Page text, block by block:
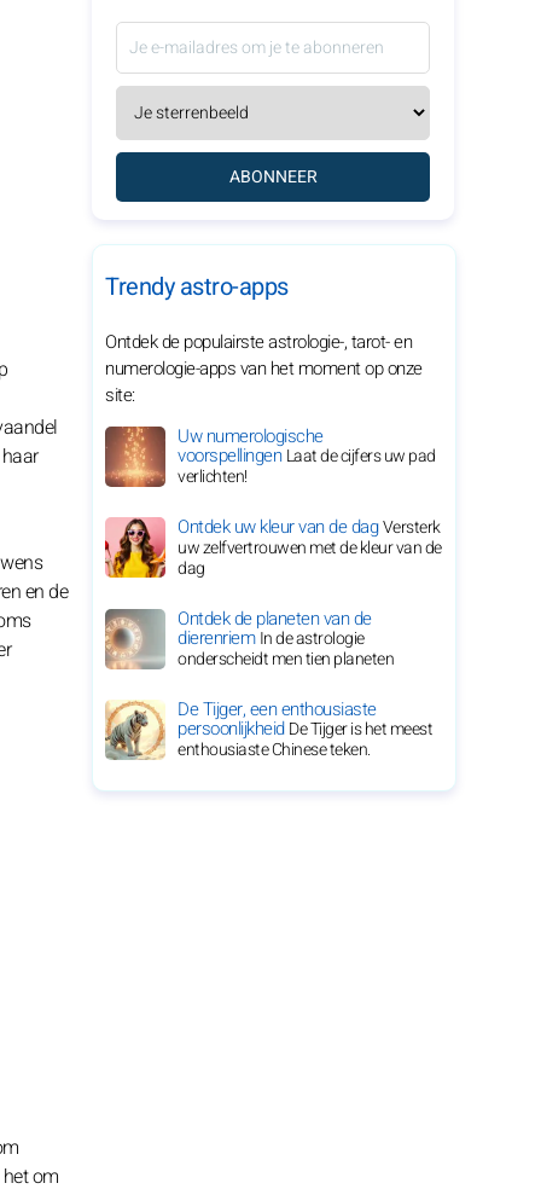
en de
om
ABONNEER
Trendy astro-apps
Ontdek de populairste astrologie-, tarot- en
numerologie-apps van het moment op onze
site:
Uw numerologische
voorspellingenLaat de cijfers uw pad
verlichten!
Ontdek uw kleur van de dagVersterk
uw zelfvertrouwen met de kleur van de
dag
Ontdek de planeten van de
dierenriemIn de astrologie
onderscheidt men tien planeten
De Tijger, een enthousiaste
persoonlijkheidDe Tijger is het meest
enthousiaste Chinese teken.